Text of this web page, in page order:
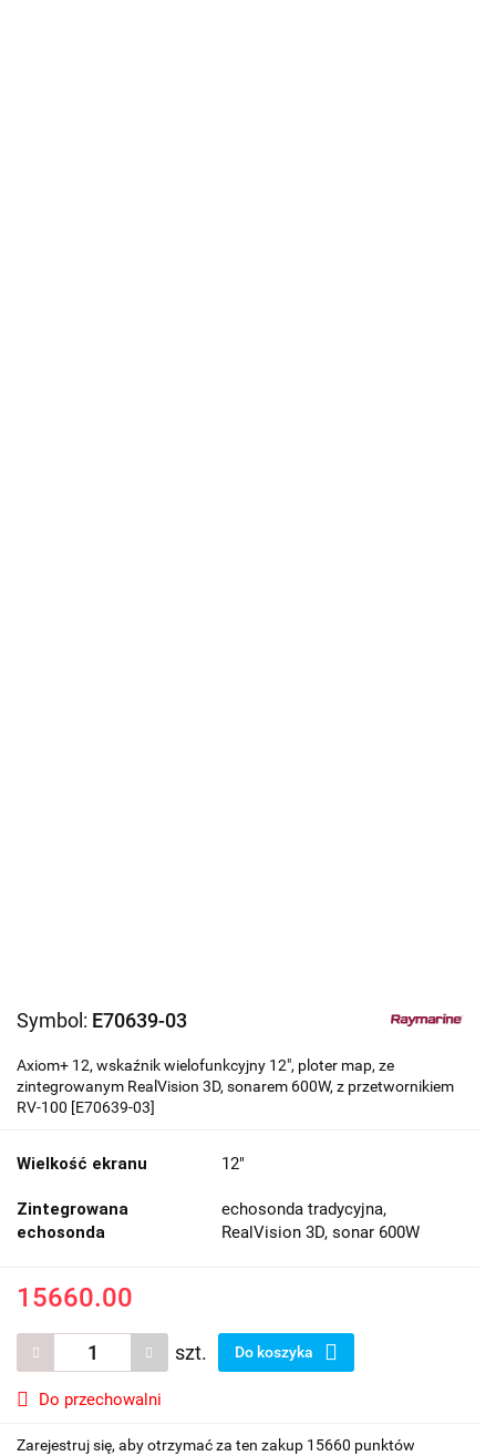
Symbol: E70639-03
Axiom+ 12, wskaźnik wielofunkcyjny 12", ploter map, ze
zintegrowanym RealVision 3D, sonarem 600W, z przetwornikiem
RV-100 [E70639-03]
Wielkość ekranu 12"
Zintegrowana
echosonda
echosonda tradycyjna,
RealVision 3D, sonar 600W
15660.00
szt. Do koszyka
Do przechowalni
Zarejestruj się, aby otrzymać za ten zakup 15660 punktów